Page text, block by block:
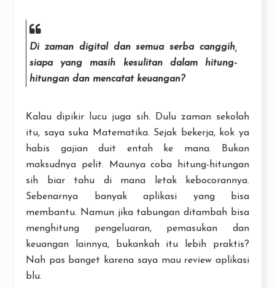
Di zaman digital dan semua serba canggih,
siapa yang masih kesulitan dalam hitung-
hitungan dan mencatat keuangan?
Kalau dipikir lucu juga sih. Dulu zaman sekolah
itu, saya suka Matematika. Sejak bekerja, kok ya
habis gajian duit entah ke mana. Bukan
maksudnya pelit. Maunya coba hitung-hitungan
sih biar tahu di mana letak kebocorannya.
Sebenarnya banyak aplikasi yang bisa
membantu. Namun jika tabungan ditambah bisa
menghitung pengeluaran, pemasukan dan
keuangan lainnya, bukankah itu lebih praktis?
Nah pas banget karena saya mau review aplikasi
blu.